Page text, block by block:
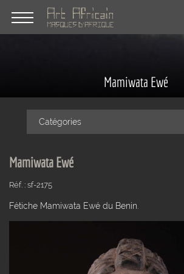
Mamiwata Ewé
Catégories
Mamiwata Ewé
Réf. : sf-2175
Fétiche Mamiwata Ewé du Benin.